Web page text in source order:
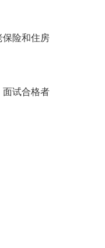
保险和住房
面试合格者